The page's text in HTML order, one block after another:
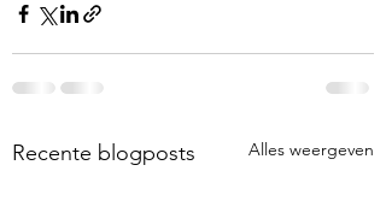
Recente blogposts Alles weergeven